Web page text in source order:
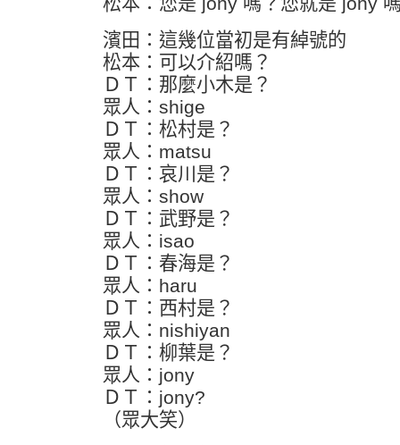
濱田：這幾位當初是有綽號的
松本：可以介紹嗎？
ＤＴ：那麼小木是？
眾人：shige
ＤＴ：松村是？
眾人：matsu
ＤＴ：哀川是？
眾人：show
ＤＴ：武野是？
眾人：isao
ＤＴ：春海是？
眾人：haru
ＤＴ：西村是？
眾人：nishiyan
ＤＴ：柳葉是？
眾人：jony
ＤＴ：jony?
（眾大笑）